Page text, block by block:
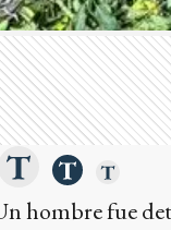
hombre fue